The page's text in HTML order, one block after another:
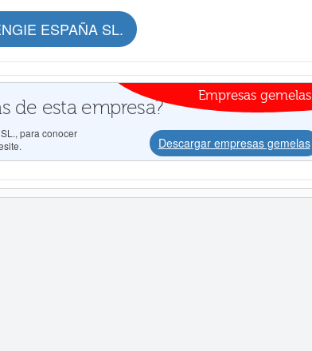
ESPAÑA SL.
Empresas gemelas
de esta empresa?
para conocer
Descargar empresas gemelas